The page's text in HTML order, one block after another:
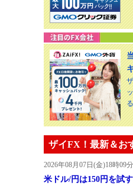
ザイFX！最新＆お
2026年08月07日(金)18時09
米ドル/円は150円を試